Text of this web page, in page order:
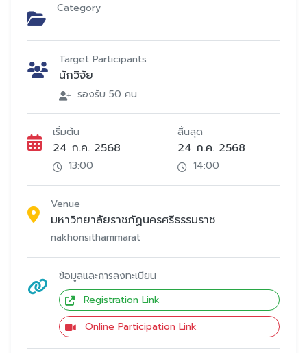
Category
Target Participants
นักวิจัย
รองรับ 50 คน
เริ่มต้น
24 ก.ค. 2568
13:00
สิ้นสุด
24 ก.ค. 2568
14:00
Venue
มหาวิทยาลัยราชภัฏนครศรีธรรมราช
nakhonsithammarat
ข้อมูลและการลงทะเบียน
Registration Link
Online Participation Link